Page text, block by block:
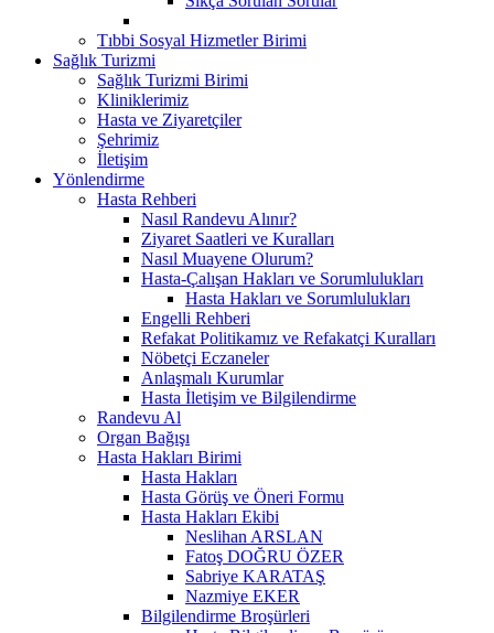
Tıbbi Sosyal Hizmetler Birimi
Sağlık Turizmi
Sağlık Turizmi Birimi
Kliniklerimiz
Hasta ve Ziyaretçiler
Şehrimiz
İletişim
Yönlendirme
Hasta Rehberi
Nasıl Randevu Alınır?
Ziyaret Saatleri ve Kuralları
Nasıl Muayene Olurum?
Hasta-Çalışan Hakları ve Sorumlulukları
Hasta Hakları ve Sorumlulukları
Engelli Rehberi
Refakat Politikamız ve Refakatçi Kuralları
Nöbetçi Eczaneler
Anlaşmalı Kurumlar
Hasta İletişim ve Bilgilendirme
Randevu Al
Organ Bağışı
Hasta Hakları Birimi
Hasta Hakları
Hasta Görüş ve Öneri Formu
Hasta Hakları Ekibi
Neslihan ARSLAN
Fatoş DOĞRU ÖZER
Sabriye KARATAŞ
Nazmiye EKER
Bilgilendirme Broşürleri